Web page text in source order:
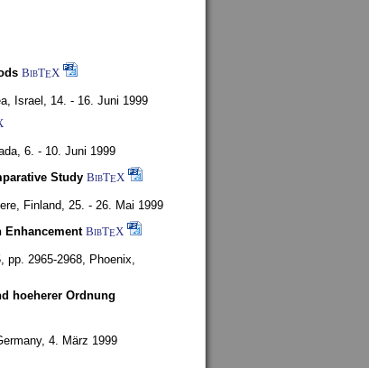
BibTEX
Israel, 14. - 16. Juni 1999
6. - 10. Juni 1999
Study BibTEX
Finland, 25. - 26. Mai 1999
Enhancement BibTEX
pp. 2965-2968, Phoenix,
hoeherer Ordnung
4. März 1999